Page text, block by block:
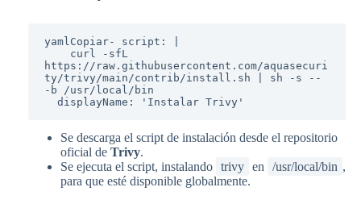
yamlCopiar- script: |
https://raw.githubusercontent.com/aquasecuri
ty/trivy/main/contrib/install.sh | sh -s --
-b /usr/local/bin
Se descarga el script de instalación desde el repositorio
oficial de Trivy.
Se ejecuta el script, instalando trivy en /usr/local/bin ,
para que esté disponible globalmente.